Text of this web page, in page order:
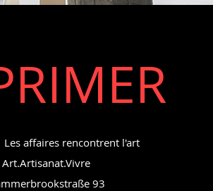
affaires rencontrent l'art
Art.Artisanat.Vivre
93